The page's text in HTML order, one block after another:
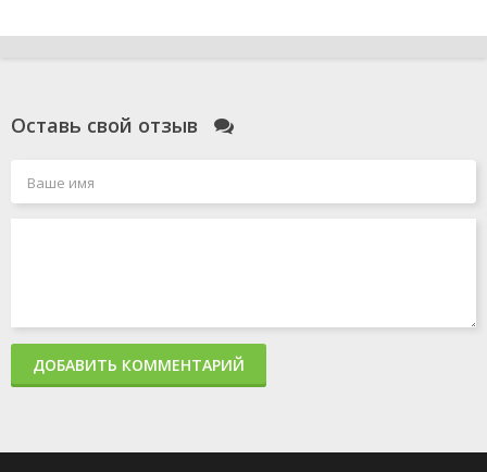
Оставь свой отзыв
ДОБАВИТЬ КОММЕНТАРИЙ